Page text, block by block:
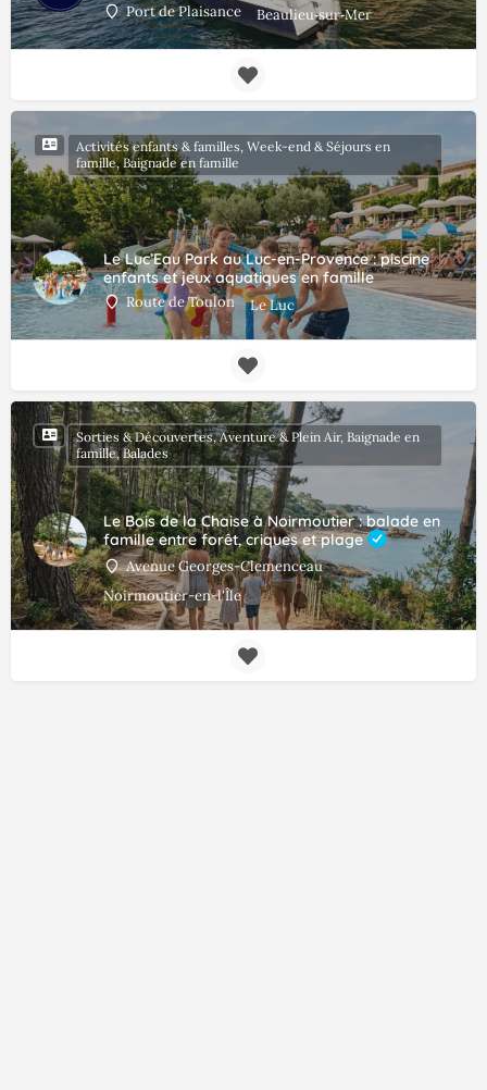
Port de Plaisance Beaulieu‑sur‑Mer
Le Luc’Eau Park au Luc-en-Provence : piscine
enfants et jeux aquatiques en famille
Route de Toulon Le Luc
Activités enfants & familles, Week-end & Séjours en
famille, Baignade en famille
Le Bois de la Chaise à Noirmoutier : balade en
famille entre forêt, criques et plage
Avenue Georges-Clemenceau
Noirmoutier-en-l'Île
Sorties & Découvertes, Aventure & Plein Air, Baignade en
famille, Balades